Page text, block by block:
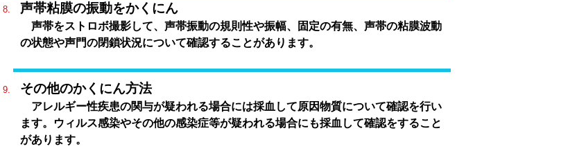
声帯粘膜の振動をかくにん
声帯をストロボ撮影して、声帯振動の規則性や振幅、固定の有無、声帯の粘膜波動
の状態や声門の閉鎖状況について確認することがあります。
その他のかくにん方法
アレルギー性疾患の関与が疑われる場合には採血して原因物質について確認を行い
ます。ウィルス感染やその他の感染症等が疑われる場合にも採血して確認をすること
があります。